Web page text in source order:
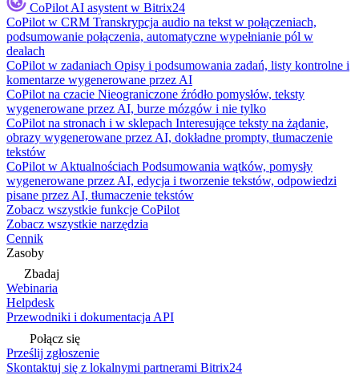
CoPilot AI asystent w Bitrix24
CoPilot w CRM Transkrypcja audio na tekst w połączeniach,
podsumowanie połączenia, automatyczne wypełnianie pól w
dealach
CoPilot w zadaniach Opisy i podsumowania zadań, listy kontrolne i
komentarze wygenerowane przez AI
CoPilot na czacie Nieograniczone źródło pomysłów, teksty
wygenerowane przez AI, burze mózgów i nie tylko
CoPilot na stronach i w sklepach Interesujące teksty na żądanie,
obrazy wygenerowane przez AI, dokładne prompty, tłumaczenie
tekstów
CoPilot w Aktualnościach Podsumowania wątków, pomysły
wygenerowane przez AI, edycja i tworzenie tekstów, odpowiedzi
pisane przez AI, tłumaczenie tekstów
Zobacz wszystkie funkcje CoPilot
Zobacz wszystkie narzędzia
Cennik
Zasoby
Zbadaj
Webinaria
Helpdesk
Przewodniki i dokumentacja API
Połącz się
Prześlij zgłoszenie
Skontaktuj się z lokalnymi partnerami Bitrix24